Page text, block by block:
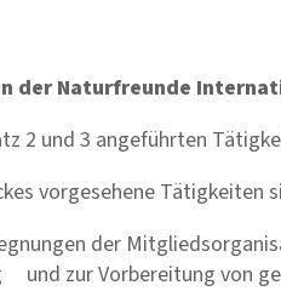
der Naturfreunde
2 und 3 angeführten
vorgesehene Tätigkeiten
der
zur Vorbereitung von